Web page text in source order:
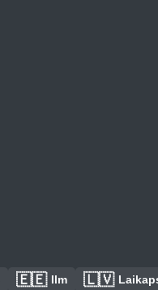
🇪🇪 Ilm 🇱🇻